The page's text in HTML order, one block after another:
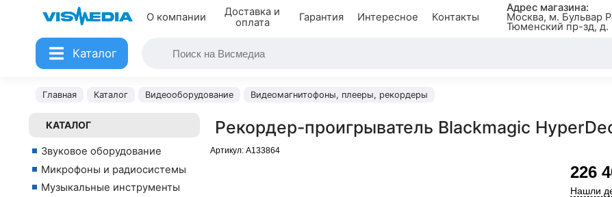
О компании
Доставка и
оплата
Гарантия Интересное Контакты
Адрес магазина:
Москва, м. Бульвар
Тюменский пр-зд, д.
Каталог
Главная Каталог Видеооборудование Видеомагнитофоны, плееры, рекордеры
КАТАЛОГ
Звуковое оборудование
Микрофоны и радиосистемы
Музыкальные инструменты
Рекордер-проигрыватель Blackmagic
Артикул: A133864
226
Нашли